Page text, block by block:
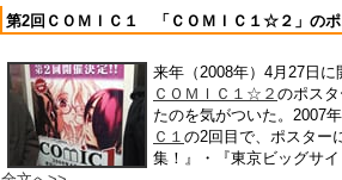
第2回ＣＯＭＩＣ１ 「ＣＯＭＩＣ１☆２」のポ
来年（2008年）4月27日
ＣＯＭＩＣ１☆２ のポス
たのを気がついた。2007
Ｃ１ の2回目で、ポスター
集！』・『東京ビッグサ